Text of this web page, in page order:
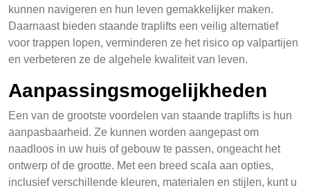
kunnen navigeren en hun leven gemakkelijker maken.
Daarnaast bieden staande traplifts een veilig alternatief
voor trappen lopen, verminderen ze het risico op valpartijen
en verbeteren ze de algehele kwaliteit van leven.
Aanpassingsmogelijkheden
Een van de grootste voordelen van staande traplifts is hun
aanpasbaarheid. Ze kunnen worden aangepast om
naadloos in uw huis of gebouw te passen, ongeacht het
ontwerp of de grootte. Met een breed scala aan opties,
inclusief verschillende kleuren, materialen en stijlen, kunt u